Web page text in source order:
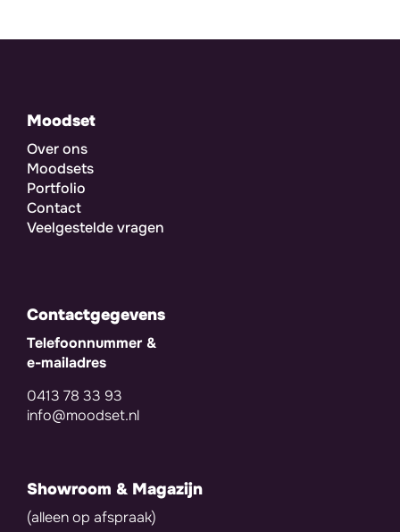
Moodset
Over ons
Moodsets
Portfolio
Contact
Veelgestelde vragen
Contactgegevens
Telefoonnummer &
e-mailadres
0413 78 33 93
info@moodset.nl
Showroom & Magazijn
(alleen op afspraak)